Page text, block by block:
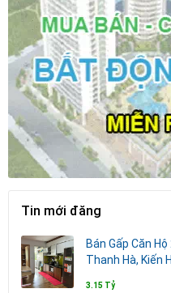
Tin mới đăng
Bán Gấp Căn
Thanh Hà, Kiến
3.15 Tỷ